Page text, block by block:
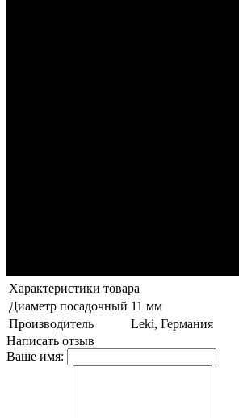
Характеристики товара
Диаметр посадочный 11 мм
Производитель
Leki, Германия
Написать отзыв
Ваше имя: